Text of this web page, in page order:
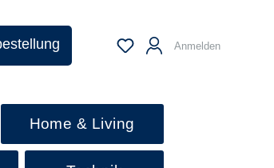
Anmelden
Home & Living